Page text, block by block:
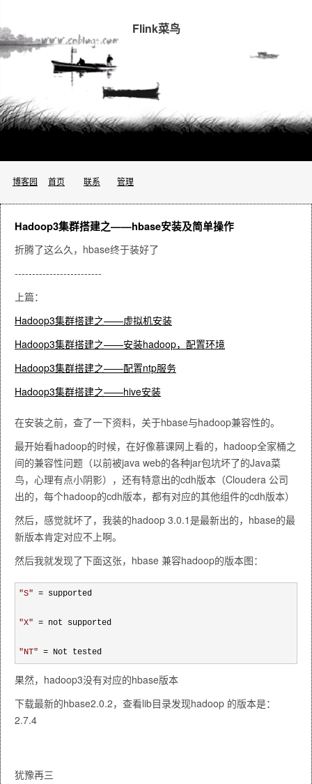
Flink菜鸟
博客园 首页 联系 管理
Hadoop3集群搭建之——hbase安装及简单操作
折腾了这么久，hbase终于装好了
-------------------------
上篇：
Hadoop3集群搭建之——虚拟机安装
Hadoop3集群搭建之——安装hadoop，配置环境
Hadoop3集群搭建之——配置ntp服务
Hadoop3集群搭建之——hive安装
在安装之前，查了一下资料，关于hbase与hadoop兼容性的。
最开始看hadoop的时候，在好像慕课网上看的，hadoop全家桶之
间的兼容性问题（以前被java web的各种jar包坑坏了的Java菜
鸟，心理有点小阴影），还有特意出的cdh版本（Cloudera 公司
出的，每个hadoop的cdh版本，都有对应的其他组件的cdh版本）
然后，感觉就坏了，我装的hadoop 3.0.1是最新出的，hbase的最
新版本肯定对应不上啊。
然后我就发现了下面这张，hbase 兼容hadoop的版本图：
"S" = supported
"X" = not supported
"NT" = Not tested
果然，hadoop3没有对应的hbase版本
下载最新的hbase2.0.2，查看lib目录发现hadoop 的版本是：
2.7.4
犹豫再三